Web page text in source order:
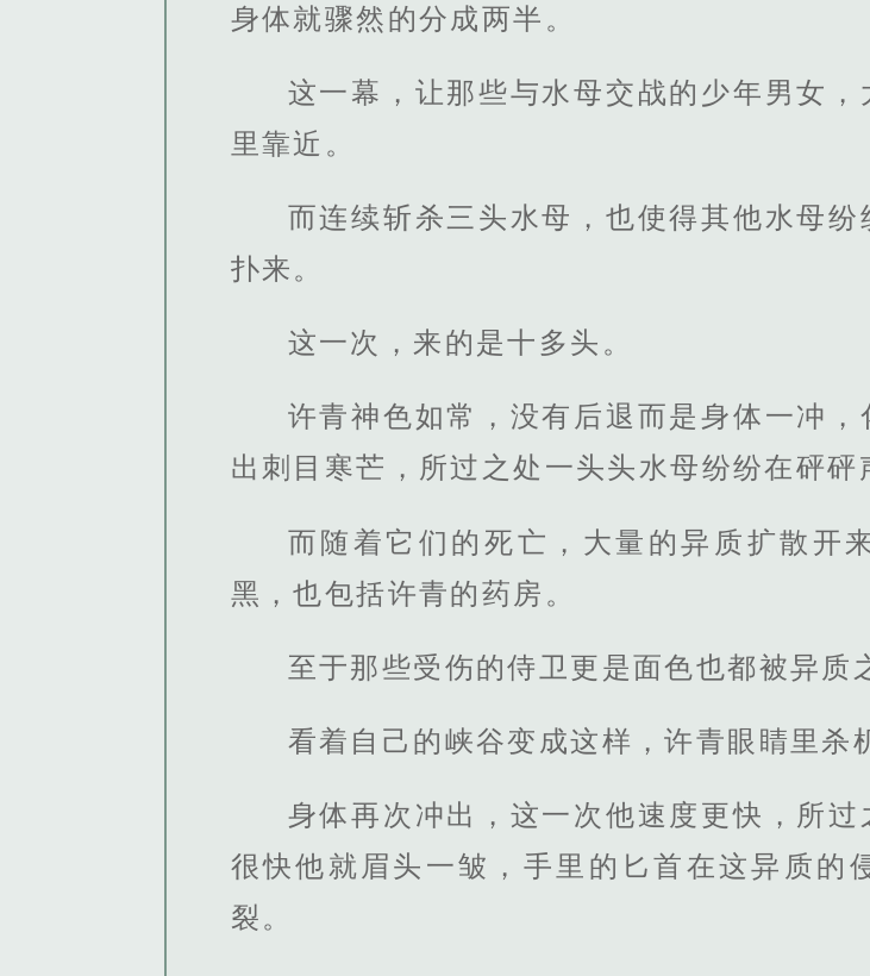
身体就骤然的分成两半。
这一幕，让那些与水母交战的少年男女
里靠近。
而连续斩杀三头水母，也使得其他水母
扑来。
这一次，来的是十多头。
许青神色如常，没有后退而是身体一冲
出刺目寒芒，所过之处一头头水母纷纷在砰砰
而随着它们的死亡，大量的异质扩散开
黑，也包括许青的药房。
至于那些受伤的侍卫更是面色也都被异质
看着自己的峡谷变成这样，许青眼睛里杀
身体再次冲出，这一次他速度更快，所
很快他就眉头一皱，手里的匕首在这异质的
裂。